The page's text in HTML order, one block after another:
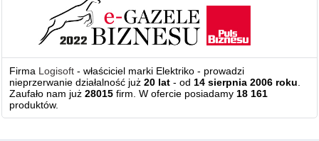
Firma Logisoft - właściciel marki Elektriko - prowadzi
nieprzerwanie działalność już20 lat - od14 sierpnia 2006 roku.
Zaufało nam już28015 firm. W ofercie posiadamy18 161
produktów.